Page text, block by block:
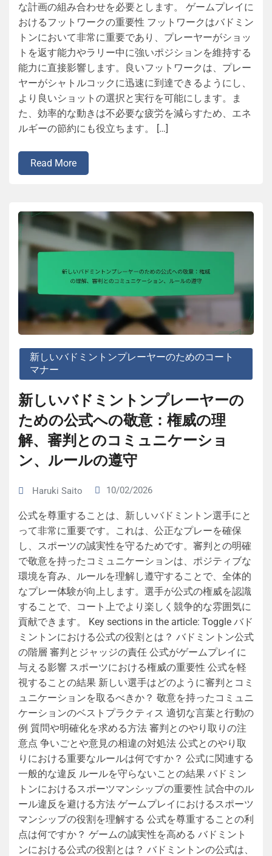
な計画の組み合わせを必要とします。 ゲームプレイに
おけるフットワークの重要性 フットワークはバドミン
トンにおいて非常に重要であり、プレーヤーがショッ
トを返す能力やラリー中に強いポジションを維持する
能力に直接影響します。良いフットワークは、プレー
ヤーがシャトルコックに迅速に到達できるようにし、
より良いショットの選択と実行を可能にします。ま
た、効率的な動きは不必要な疲労を減らすため、エネ
ルギーの節約にも役立ちます。 […]
Read More
新しいバドミントンプレーヤーのためのコート
マナー
新しいバドミントンプレーヤーの
ための公式への敬意：権威の理
解、審判とのコミュニケーショ
ン、ルールの遵守
Haruki Saito 10/02/2026
公式を尊重することは、新しいバドミントン選手にと
って非常に重要です。これは、公正なプレーを確保
し、スポーツの誠実性を守るためです。審判との明確
で敬意を持ったコミュニケーションは、ポジティブな
環境を育み、ルールを理解し遵守することで、全体的
なプレー体験が向上します。選手が公式の権威を認識
することで、コート上でより楽しく競争的な雰囲気に
貢献できます。 Key sections in the article: Toggle バド
ミントンにおける公式の役割とは？ バドミントン公式
の階層 審判とジャッジの責任 公式がゲームプレイに
与える影響 スポーツにおける権威の重要性 公式を軽
視することの結果 新しい選手はどのように審判とコミ
ュニケーションを取るべきか？ 敬意を持ったコミュニ
ケーションのベストプラクティス 適切な言葉と行動の
例 質問や明確化を求める方法 審判とのやり取りの注
意点 争いごとや意見の相違の対処法 公式とのやり取
りにおける重要なルールは何ですか？ 公式に関連する
一般的な違反 ルールを守らないことの結果 バドミン
トンにおけるスポーツマンシップの重要性 試合中のル
ール違反を避ける方法 ゲームプレイにおけるスポーツ
マンシップの役割を理解する 公式を尊重することの利
点は何ですか？ ゲームの誠実性を高める バドミント
ンにおける公式の役割とは？ バドミントンの公式は、